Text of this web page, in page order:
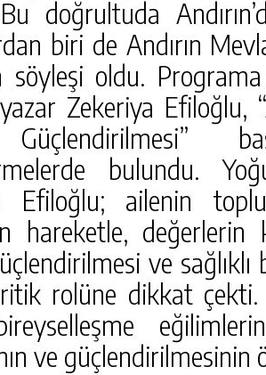
Bu doğrultuda
biri de Andırın
söyleşi oldu.
Zekeriya Efiloğlu,
Güçlendirilmesi”
bulundu.
Efiloğlu; ailenin
hareketle, değerlerin
ve
rolüne dikkat
ve güçlendirilmesinin